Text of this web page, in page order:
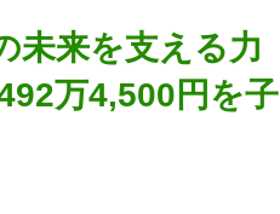
未来を支える力
万4,500円を子